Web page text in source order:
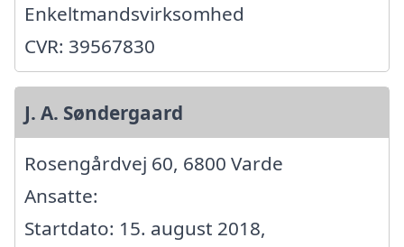
Enkeltmandsvirksomhed
CVR: 39567830
J. A. Søndergaard
Rosengårdvej 60, 6800 Varde
Ansatte:
Startdato: 15. august 2018,